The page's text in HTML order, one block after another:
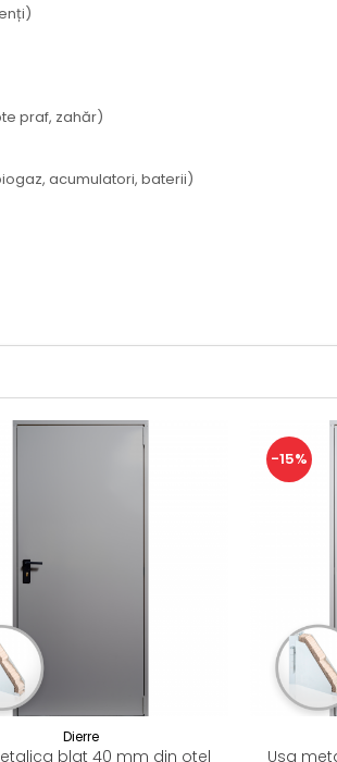
praf, zahăr)
acumulatori, baterii)
Dierre
blat 40 mm din otel
-15%
Usa